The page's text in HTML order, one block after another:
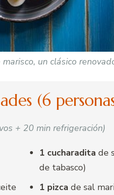
un clásico
(6
+ 20 min refrigeración)
1 cucharadita de
de tabasco)
1 pizca de sal